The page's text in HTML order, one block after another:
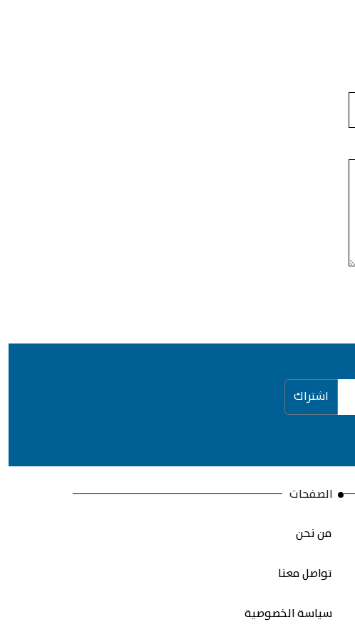
اشتراك
الصفحات
من نحن
تواصل معنا
سياسة الخصوصية